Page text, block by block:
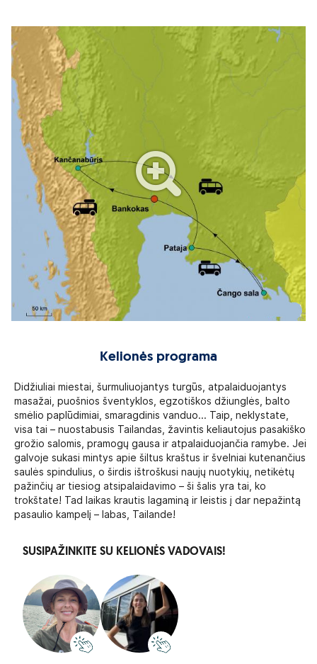
Kelionės programa
Didžiuliai miestai, šurmuliuojantys turgūs, atpalaiduojantys
masažai, puošnios šventyklos, egzotiškos džiunglės, balto
smėlio paplūdimiai, smaragdinis vanduo... Taip, neklystate,
visa tai – nuostabusis Tailandas, žavintis keliautojus pasakiško
grožio salomis, pramogų gausa ir atpalaiduojančia ramybe. Jei
galvoje sukasi mintys apie šiltus kraštus ir švelniai kutenančius
saulės spindulius, o širdis ištroškusi naujų nuotykių, netikėtų
pažinčių ar tiesiog atsipalaidavimo – ši šalis yra tai, ko
trokštate! Tad laikas krautis lagaminą ir leistis į dar nepažintą
pasaulio kampelį – labas, Tailande!
SUSIPAŽINKITE SU KELIONĖS VADOVAIS!